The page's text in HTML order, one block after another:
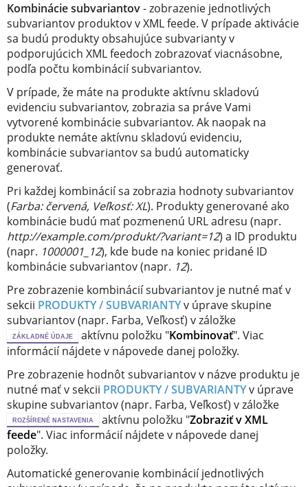
Kombinácie subvariantov- zobrazenie jednotlivých
subvariantov produktov v XML feede. V prípade aktivácie
sa budú produkty obsahujúce subvarianty v
podporujúcich XML feedoch zobrazovať viacnásobne,
podľa počtu kombinácií subvariantov.
V prípade, že máte na produkte aktívnu skladovú
evidenciu subvariantov, zobrazia sa práve Vami
vytvorené kombinácie subvariantov. Ak naopak na
produkte nemáte aktívnu skladovú evidenciu,
kombinácie subvariantov sa budú automaticky
generovať.
Pri každej kombinácií sa zobrazia hodnoty subvariantov
(Farba: červená, Veľkosť: XL). Produkty generované ako
kombinácie budú mať pozmenenú URL adresu (napr.
http://example.com/produkt/?variant=12) a ID produktu
(napr. 1000001_12), kde bude na koniec pridané ID
kombinácie subvariantov (napr. 12).
Pre zobrazenie kombinácií subvariantov je nutné mať v
sekcii PRODUKTY / SUBVARIANTYv úprave skupine
subvariantov (napr. Farba, Veľkosť) v záložke
ZÁKLADNÉ ÚDAJE aktívnu položku "Kombinovať". Viac
informácií nájdete v nápovede danej položky.
Pre zobrazenie hodnôt subvariantov v názve produktu je
nutné mať v sekcii PRODUKTY / SUBVARIANTYv úprave
skupine subvariantov (napr. Farba, Veľkosť) v záložke
ROZŠÍRENÉ NASTAVENIA aktívnu položku "Zobraziť v XML
feede". Viac informácií nájdete v nápovede danej
položky.
Automatické generovanie kombinácií jednotlivých